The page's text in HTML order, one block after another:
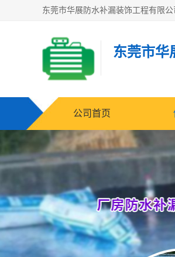
东莞市华
公司首页